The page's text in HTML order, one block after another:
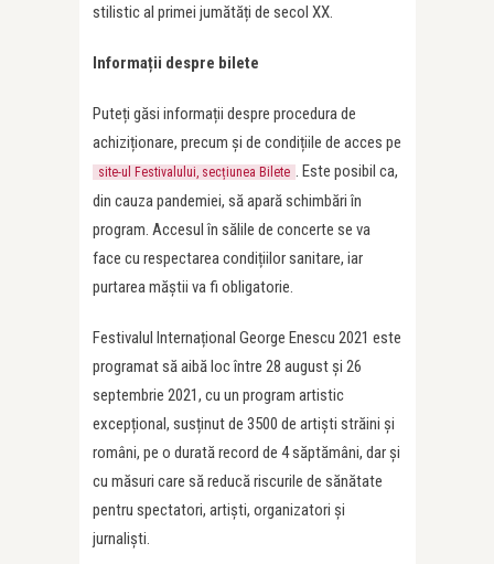
stilistic al primei jumătăți de secol XX.
Informații despre bilete
Puteți găsi informații despre procedura de
achiziționare, precum și de condițiile de acces pe
site-ul Festivalului, secțiunea Bilete . Este posibil ca,
din cauza pandemiei, să apară schimbări în
program. Accesul în sălile de concerte se va
face cu respectarea condițiilor sanitare, iar
purtarea măștii va fi obligatorie.
Festivalul Internațional George Enescu 2021 este
programat să aibă loc între 28 august și 26
septembrie 2021, cu un program artistic
excepțional, susținut de 3500 de artiști străini și
români, pe o durată record de 4 săptămâni, dar și
cu măsuri care să reducă riscurile de sănătate
pentru spectatori, artiști, organizatori și
jurnaliști.